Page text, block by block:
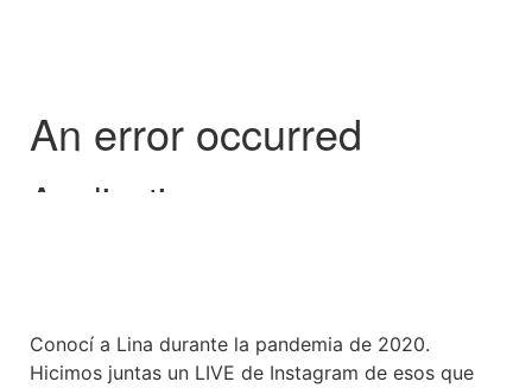
Conocí a Lina durante la pandemia de 2020.
Hicimos juntas un LIVE de Instagram de esos que